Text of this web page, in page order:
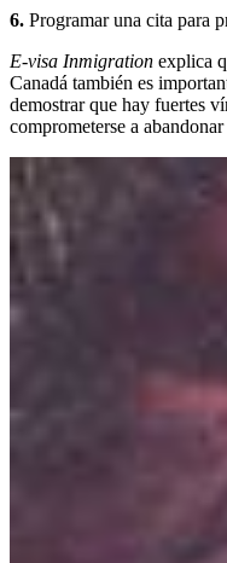
6. Programar una cita para
E-visa Inmigration explica
Canadá también es
demostrar que hay fuertes
comprometerse a